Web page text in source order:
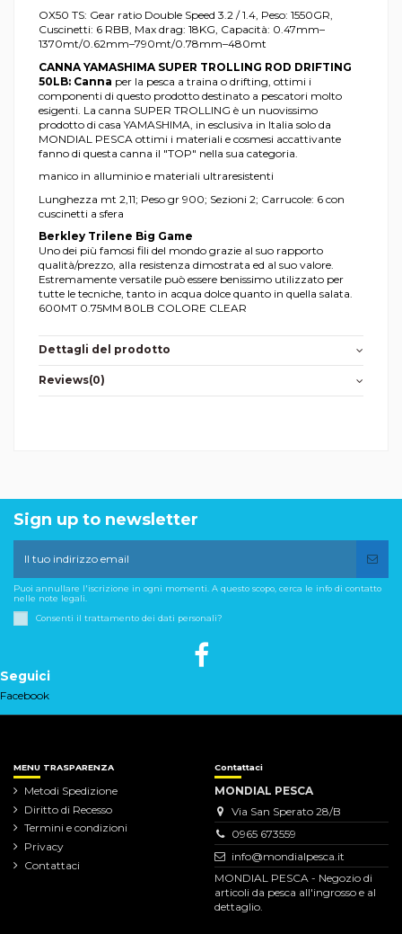
OX50 TS: Gear ratio Double Speed 3.2 / 1.4, Peso: 1550GR,
Cuscinetti: 6 RBB, Max drag: 18KG, Capacità: 0.47mm–
1370mt/0.62mm–790mt/0.78mm–480mt
CANNA YAMASHIMA SUPER TROLLING ROD DRIFTING
50LB: Canna per la pesca a traina o drifting, ottimi i
componenti di questo prodotto destinato a pescatori molto
esigenti. La canna SUPER TROLLING è un nuovissimo
prodotto di casa YAMASHIMA, in esclusiva in Italia solo da
MONDIAL PESCA ottimi i materiali e cosmesi accattivante
fanno di questa canna il "TOP" nella sua categoria.
manico in alluminio e materiali ultraresistenti
Lunghezza mt 2,11; Peso gr 900; Sezioni 2; Carrucole: 6 con
cuscinetti a sfera
Berkley Trilene Big Game
Uno dei più famosi fili del mondo grazie al suo rapporto
qualità/prezzo, alla resistenza dimostrata ed al suo valore.
Estremamente versatile può essere benissimo utilizzato per
tutte le tecniche, tanto in acqua dolce quanto in quella salata.
600MT 0.75MM 80LB COLORE CLEAR
Dettagli del prodotto
Reviews(0)
Sign up to newsletter
Puoi annullare l'iscrizione in ogni momenti. A questo scopo, cerca le info di contatto
nelle note legali.
Consenti il trattamento dei dati personali?
Seguici
Facebook
MENU TRASPARENZA
Metodi Spedizione
Diritto di Recesso
Termini e condizioni
Privacy
Contattaci
Contattaci
MONDIAL PESCA
Via San Sperato 28/B
0965 673559
info@mondialpesca.it
MONDIAL PESCA - Negozio di
articoli da pesca all'ingrosso e al
dettaglio.